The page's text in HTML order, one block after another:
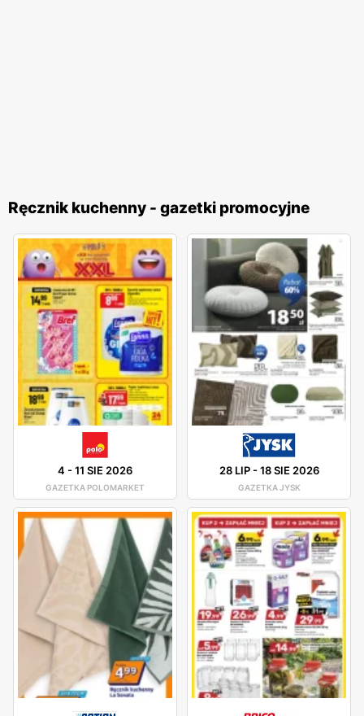
Ręcznik kuchenny - gazetki promocyjne
4 -11 SIE 2026
GAZETKA POLOMARKET
28 LIP-18 SIE 2026
GAZETKA JYSK